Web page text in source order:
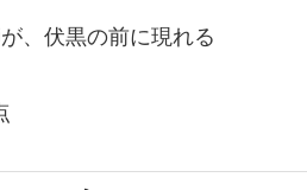
、伏黒の前に現れる